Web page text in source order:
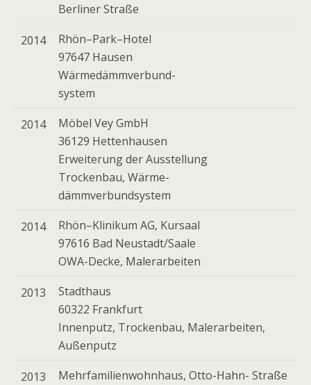
Berliner Straße
2014
Rhön–Park–Hotel
97647 Hausen
Wärmedämmverbund-
system
2014
Möbel Vey GmbH
36129 Hettenhausen
Erweiterung der Ausstellung
Trockenbau, Wärme-
dämmverbundsystem
2014
Rhön–Klinikum AG, Kursaal
97616 Bad Neustadt/Saale
OWA-Decke, Malerarbeiten
2013
Stadthaus
60322 Frankfurt
Innenputz, Trockenbau, Malerarbeiten,
Außenputz
2013
Mehrfamilienwohnhaus, Otto-Hahn- Straße